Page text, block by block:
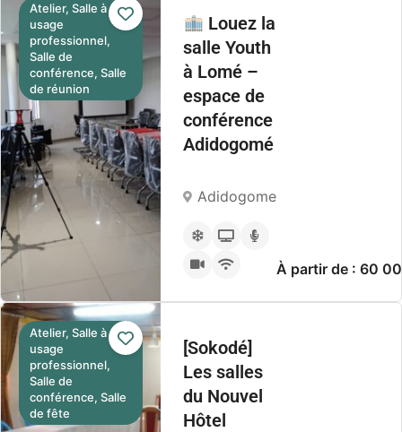
Atelier, Salle à
usage
professionnel,
Salle de
conférence, Salle
de réunion
Louez la
salle Youth
à Lomé –
espace de
conférence
Adidogomé
Adidogome
À partir de : 60
Atelier, Salle à
usage
professionnel,
Salle de
conférence, Salle
de fête
[Sokodé]
Les salles
du Nouvel
Hôtel